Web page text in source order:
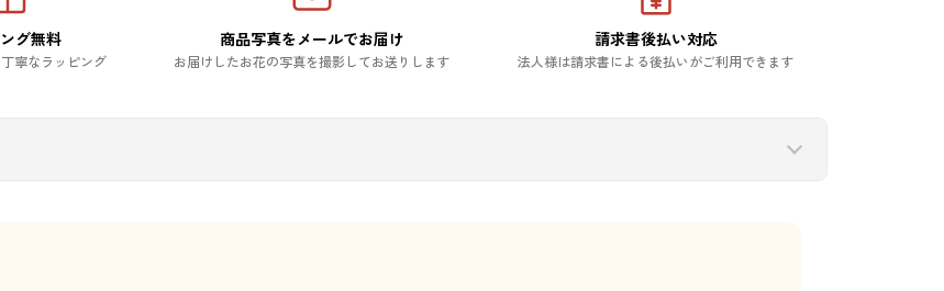
グ無料
寧なラッピング
商品写真をメールでお届け
お届けしたお花の写真を撮影してお送りします
請求書後払い対応
法人様は請求書による後払いがご利用できます